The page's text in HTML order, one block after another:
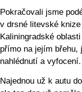
Pokračovali jsme
v drsné litevské
Kaliningradské
přímo na jejím břehu,
nahlédnutí a
Najednou už k autu